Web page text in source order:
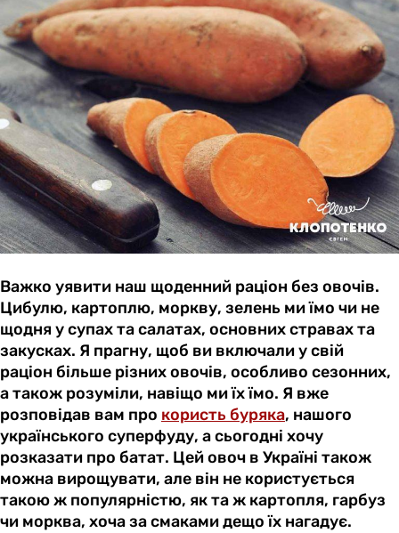
Важко уявити наш щоденний раціон без овочів.
Цибулю, картоплю, моркву, зелень ми їмо чи не
щодня у супах та салатах, основних стравах та
закусках. Я прагну, щоб ви включали у свій
раціон більше різних овочів, особливо сезонних,
а також розуміли, навіщо ми їх їмо. Я вже
розповідав вам про користь буряка, нашого
українського суперфуду, а сьогодні хочу
розказати про батат. Цей овоч в Україні також
можна вирощувати, але він не користується
такою ж популярністю, як та ж картопля, гарбуз
чи морква, хоча за смаками дещо їх нагадує.